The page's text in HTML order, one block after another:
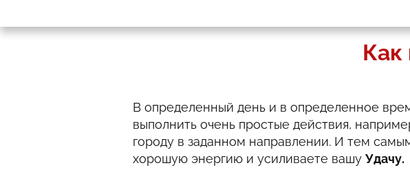
Как
В определенный день и в определенное
выполнить очень простые действия,
городу в заданном направлении. И тем
хорошую энергию и усиливаете вашу Удачу.